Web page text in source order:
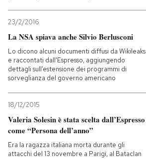
23/2/2016
La NSA spiava anche Silvio Berlusconi
Lo dicono alcuni documenti diffusi da Wikileaks
e raccontati dall'Espresso, aggiungendo
dettagli sull’estensione dei programmi di
sorveglianza del governo americano
18/12/2015
Valeria Solesin è stata scelta dall’Espresso
come “Persona dell’anno”
Era la ragazza italiana morta durante gli
attacchi del 13 novembre a Parigi, al Bataclan